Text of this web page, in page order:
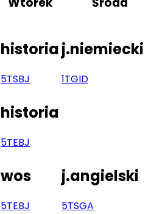
historia
5TSBJ
j.niemiecki
1TGID
historia
5TEBJ
wos
5TEBJ
j.angielski
5TSGA